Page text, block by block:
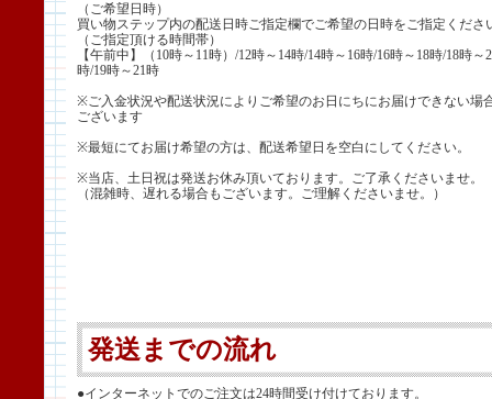
（ご希望日時）
買い物ステップ内の配送日時ご指定欄でご希望の日時をご指定くださ
（ご指定頂ける時間帯）
【午前中】（10時～11時）/12時～14時/14時～16時/16時～18時/18時～
時/19時～21時
※ご入金状況や配送状況によりご希望のお日にちにお届けできない場
ございます
※最短にてお届け希望の方は、配送希望日を空白にしてください。
※当店、土日祝は発送お休み頂いております。ご了承くださいませ。
（混雑時、遅れる場合もございます。ご理解くださいませ。）
発送までの流れ
●インターネットでのご注文は24時間受け付けております。